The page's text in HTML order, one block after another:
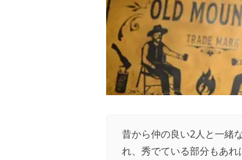
昔から仲の良い2人と一緒
れ、秀でている部分もあ